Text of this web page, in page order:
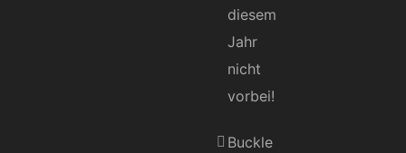
diesem
Jahr
nicht
vorbei!
Buckle